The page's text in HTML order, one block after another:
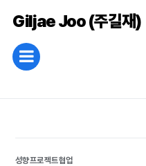
Giljae Joo (주길재)
성향프로젝트협업